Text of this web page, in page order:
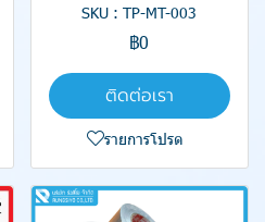
SKU : TP-MT-003
฿0
ติดต่อเรา
รายการโปรด